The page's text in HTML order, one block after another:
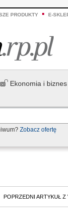
PRODUKTY E-
Ekonomia i biznes
Zobacz ofertę
POPRZEDNI ARTYKUŁ Z